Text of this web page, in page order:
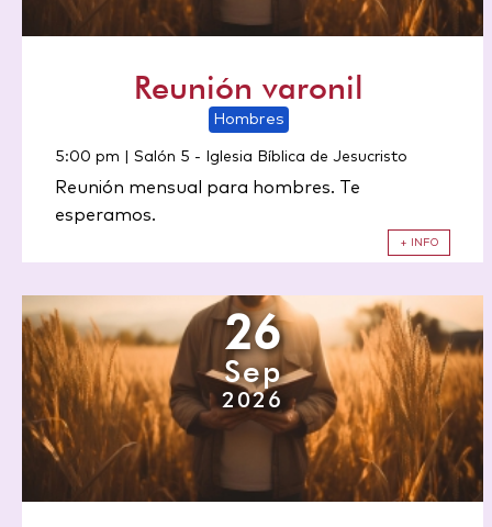
Reunión varonil
Hombres
5:00 pm | Salón 5 - Iglesia Bíblica de Jesucristo
Reunión mensual para hombres. Te
esperamos.
+ INFO
26
Sep
2026